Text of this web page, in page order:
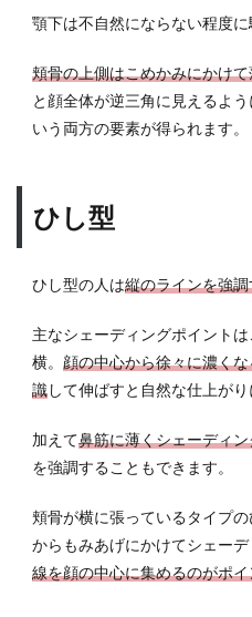
顎下は不自然にならない程度に
頬骨の上側はこめかみにかけ
と顔全体が逆三角に見えるよ
いう両方の要素が得られます。
ひし型
ひし型の人は縦のラインを強
主なシェーディングポイント
横。 顔の中心から徐々に濃く
識して伸ばすと自然な仕上がり
加えて鼻筋に薄くシェーディン
を強調することもできます。
頬骨が横に張っているタイプ
からもみあげにかけてシェーデ
線を顔の中心に集めるのがポ